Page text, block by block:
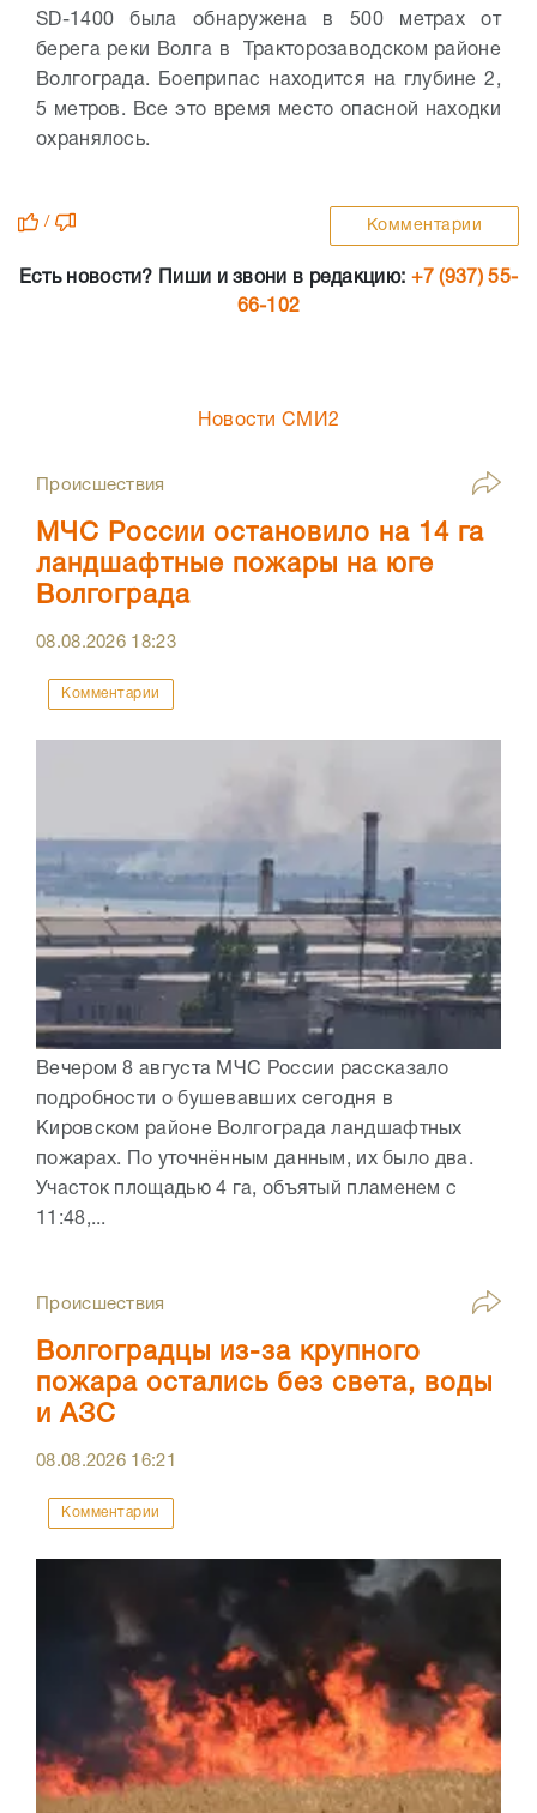
SD-1400 была обнаружена в 500 метрах от
берега реки Волга в Тракторозаводском районе
Волгограда. Боеприпас находится на глубине 2,
5 метров. Все это время место опасной находки
охранялось.
/ Комментарии
Есть новости? Пиши и звони в редакцию: +7 (937) 55-
66-102
Новости СМИ2
Происшествия
МЧС России остановило на 14 га
ландшафтные пожары на юге
Волгограда
08.08.2026 18:23
Комментарии
Вечером 8 августа МЧС России рассказало
подробности о бушевавших сегодня в
Кировском районе Волгограда ландшафтных
пожарах. По уточнённым данным, их было два.
Участок площадью 4 га, объятый пламенем с
11:48,...
Происшествия
Волгоградцы из-за крупного
пожара остались без света, воды
и АЗС
08.08.2026 16:21
Комментарии